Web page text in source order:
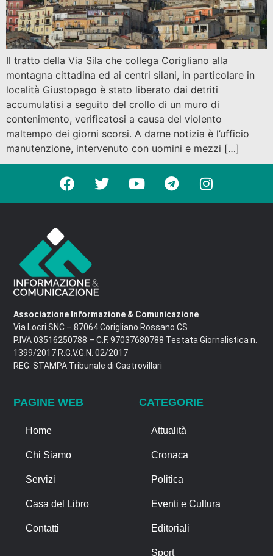
Il tratto della Via Sila che collega Corigliano alla
montagna cittadina ed ai centri silani, in particolare in
località Giustopago è stato liberato dai detriti
accumulatisi a seguito del crollo di un muro di
contenimento, verificatosi a causa del violento
maltempo dei giorni scorsi. A darne notizia è l’ufficio
manutenzione, intervenuto con uomini e mezzi […]
Associazione Informazione & Comunicazione
Via Locri SNC – 87064 Corigliano Rossano CS
P.IVA 03516250788 – C.F. 97037680788 Testata Giornalistica n.
1399/2017 R.G.V.G.N. 02/2017
REG. STAMPA Tribunale di Castrovillari
PAGINE WEB
Home
Chi Siamo
Servizi
Casa del Libro
Contatti
CATEGORIE
Attualità
Cronaca
Politica
Eventi e Cultura
Editoriali
Sport